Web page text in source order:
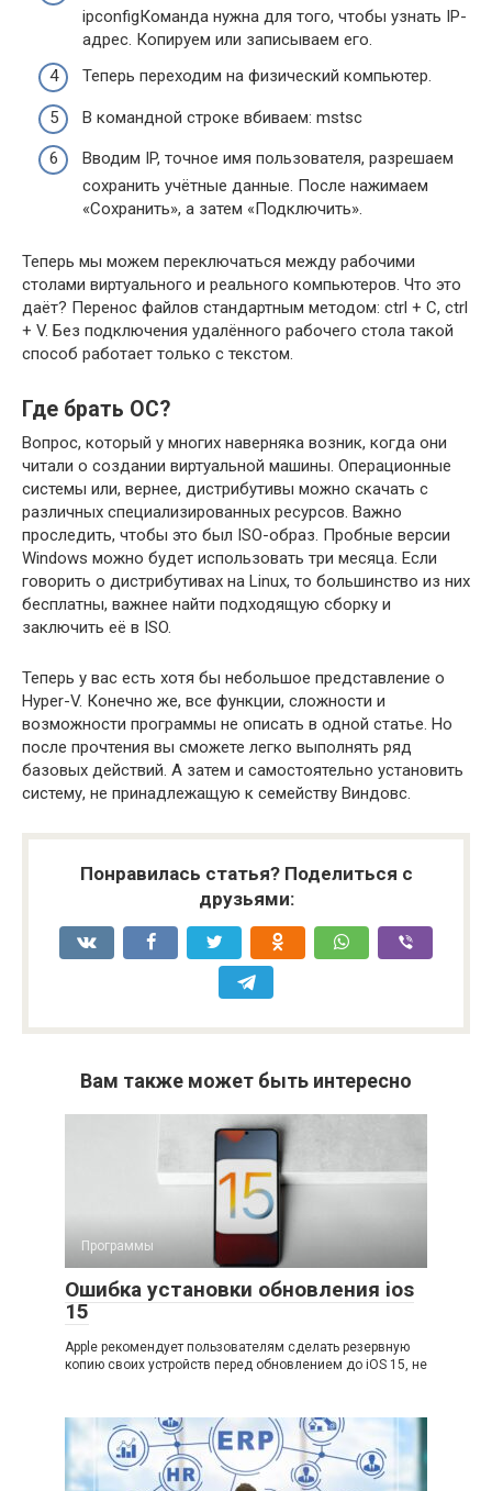
ipconfigКоманда нужна для того, чтобы узнать IP-
адрес. Копируем или записываем его.
Теперь переходим на физический компьютер.
В командной строке вбиваем: mstsc
Вводим IP, точное имя пользователя, разрешаем
сохранить учётные данные. После нажимаем
«Сохранить», а затем «Подключить».
Теперь мы можем переключаться между рабочими
столами виртуального и реального компьютеров. Что это
даёт? Перенос файлов стандартным методом: ctrl + C, ctrl
+ V. Без подключения удалённого рабочего стола такой
способ работает только с текстом.
Где брать ОС?
Вопрос, который у многих наверняка возник, когда они
читали о создании виртуальной машины. Операционные
системы или, вернее, дистрибутивы можно скачать с
различных специализированных ресурсов. Важно
проследить, чтобы это был ISO-образ. Пробные версии
Windows можно будет использовать три месяца. Если
говорить о дистрибутивах на Linux, то большинство из них
бесплатны, важнее найти подходящую сборку и
заключить её в ISO.
Теперь у вас есть хотя бы небольшое представление о
Hyper-V. Конечно же, все функции, сложности и
возможности программы не описать в одной статье. Но
после прочтения вы сможете легко выполнять ряд
базовых действий. А затем и самостоятельно установить
систему, не принадлежащую к семейству Виндовс.
Понравилась статья? Поделиться с
друзьями:
Вам также может быть интересно
Программы
Ошибка установки обновления ios
15
Apple рекомендует пользователям сделать резервную
копию своих устройств перед обновлением до iOS 15, не